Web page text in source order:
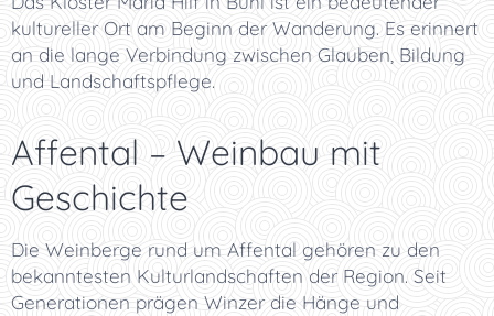
kultureller Ort am Beginn der Wanderung. Es erinnert
an die lange Verbindung zwischen Glauben, Bildung
und Landschaftspflege.
Affental – Weinbau mit
Geschichte
Die Weinberge rund um Affental gehören zu den
bekanntesten Kulturlandschaften der Region. Seit
Generationen prägen Winzer die Hänge und